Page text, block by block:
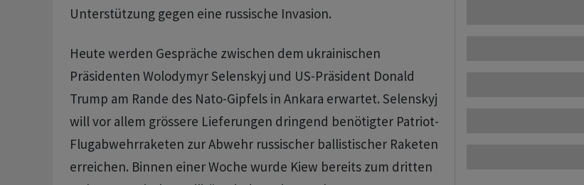
Unterstützung gegen eine russische Invasion.
Heute werden Gespräche zwischen dem ukrainischen
Präsidenten Wolodymyr Selenskyj und US-Präsident Donald
Trump am Rande des Nato-Gipfels in Ankara erwartet. Selenskyj
will vor allem grössere Lieferungen dringend benötigter Patriot-
Flugabwehrraketen zur Abwehr russischer ballistischer Raketen
erreichen. Binnen einer Woche wurde Kiew bereits zum dritten